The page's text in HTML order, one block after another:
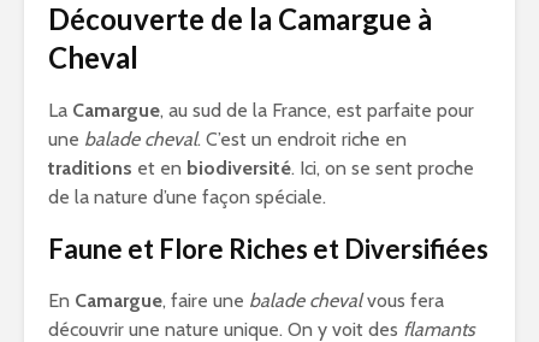
Découverte de la Camargue à
Cheval
La Camargue, au sud de la France, est parfaite pour
une balade cheval. C’est un endroit riche en
traditions et en biodiversité. Ici, on se sent proche
de la nature d’une façon spéciale.
Faune et Flore Riches et Diversifiées
En Camargue, faire une balade chevalvous fera
découvrir une nature unique. On y voit des flamants